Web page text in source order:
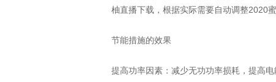
柚直播下载，根据实际需要自动调整2020
节能措施的效果
提高功率因素：减少无功功率损耗，提高电